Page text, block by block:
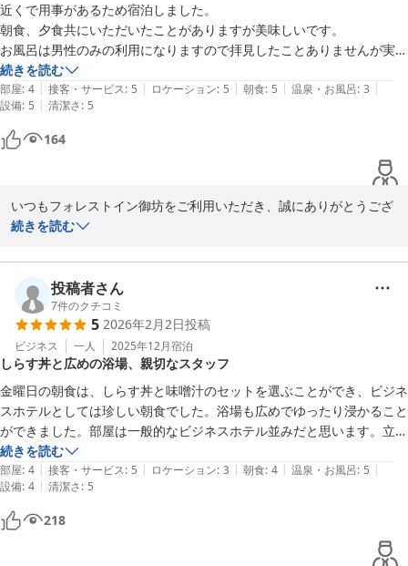
館内の音に関しましては、他のお客様へのお声掛けなどの対応を行
っております。空室状況やお部屋タイプによりご希望に添えない場
合もございますが、できる限りの対応をさせていただきますので、
お気づきの際はフロントまでご遠慮なくお申し付けくださいませ。
また、防音面につきましては、構造上改善がなかなか難しい点では
ございますが、いただいたご意見を真摯に受け止め、今後の改善に
努めてまいります。
そのような中でも、スタッフの対応・館内設備につきまして、ご満
足とのお言葉を頂戴し、大変ありがたく存じます。
す。
これからも末永くお客様にお選び頂き、気兼ねなくゆったりと心安
らぐ空間をご提供できるよう、頂戴しました貴重なお言葉を胸に、
日々改善・改良を行い、お客様満足度の向上に従業員一同努めて参
ります。
またのお越しを従業員一同心よりお待ちしております。
フォレストイン御坊 禰宜元
フォレスト イン 御坊
2026-04-17
近くで用事があるため宿泊しました。
朝食、夕食共にいただいたことがありますが美味しいです。
お風呂は男性のみの利用になりますので拝見したことありませんが実際
利用した子供達は広くて喜んでいました。
またよろしくお願いいたします。
続きを読む
部屋: 4 | 接客・サービス: 5 | ロケーション: 5 | 朝食: 5 | 温泉・お風呂: 3 |
設備: 5 | 清潔さ: 5
164
いつもフォレストイン御坊をご利用いただき、誠にありがとうござ
います。
この度は「朝夕食美味しい、お風呂も広くて満足」とのお言葉をお
寄せいただき、大変嬉しく拝見いたしました。
温かいお言葉は、私どもスタッフにとって何よりの励みでございま
す。
近くでご用事の際に当館をご利用いただいているとのこと、重ねて
御礼申し上げます。
これまでにご夕食・ご朝食をご利用いただいた際のお食事を美味し
いと感じていただけているとのこと、大変光栄に存じます。
レストラン日高では、季節や産地にこだわった食材を使用したお料
理をご用意しており、朝食も３種類のメニューからお選びいただけ
るスタイルでご好評をいただいております。
また機会がございましたら、ぜひお食事もお楽しみいただけました
続きを読む
投稿者さん
7件のクチコミ
5 2026年2月2日投稿
ビジネス 一人 2025年12月宿泊
しらす丼と広めの浴場、親切なスタッフ
金曜日の朝食は、しらす丼と味噌汁のセットを選ぶことができ、ビジネ
スホテルとしては珍しい朝食でした。浴場も広めでゆったり浸かること
ができました。部屋は一般的なビジネスホテル並みだと思います。立地
は、駅から離れており、コンビニも少し離れているので、車がないと不
便だと感じました。ホテルの人たちは親切で良かったです。
続きを読む
部屋: 4 | 接客・サービス: 5 | ロケーション: 3 | 朝食: 4 | 温泉・お風呂: 5 |
設備: 4 | 清潔さ: 5
218